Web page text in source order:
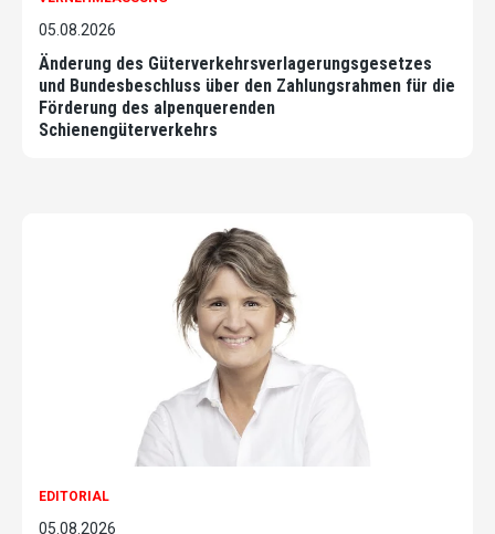
05.08.2026
Änderung des Güterverkehrsverlagerungsgesetzes
und Bundesbeschluss über den Zahlungsrahmen für die
Förderung des alpenquerenden
Schienengüterverkehrs
EDITORIAL
05.08.2026